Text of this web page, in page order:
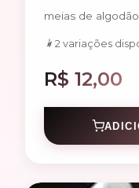
meias de algodão
2 variações
R$ 12,00